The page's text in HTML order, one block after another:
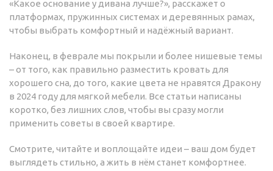
«Какое основание у дивана лучше?», расскажет о
платформах, пружинных системах и деревянных рамах,
чтобы выбрать комфортный и надёжный вариант.
Наконец, в феврале мы покрыли и более нишевые темы
– от того, как правильно разместить кровать для
хорошего сна, до того, какие цвета не нравятся Дракону
в 2024 году для мягкой мебели. Все статьи написаны
коротко, без лишних слов, чтобы вы сразу могли
применить советы в своей квартире.
Смотрите, читайте и воплощайте идеи – ваш дом будет
выглядеть стильно, а жить в нём станет комфортнее.